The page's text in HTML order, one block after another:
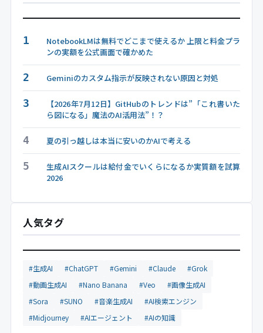
1
NotebookLMは無料でどこまで使えるか 上限と料金プラ
ンの実額を公式画面で確かめた
2 Geminiのカスタム指示が反映されない原因と対処
3
【2026年7月12日】GitHubのトレンドは”「これ書いた
ら図になる」魔法のAI活用法”！？
4 夏の引っ越しは本当に安いのかAIで考える
5
生成AIスクールは給付金でいくらになるか実質額を試算
2026
人気タグ
#生成AI #ChatGPT #Gemini #Claude
#Grok
#動画生成AI
#Nano Banana #Veo
#画像生成AI
#Sora
#SUNO #音楽生成AI
#AI検索エンジン
#Midjourney
#AIエージェント #AIの知識